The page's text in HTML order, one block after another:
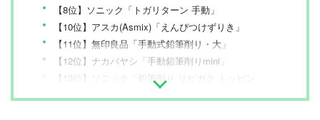
【8位】ソニック「トガリターン 手動」
【10位】アスカ(Asmix)「えんぴつけずりき」
【11位】無印良品「手動式鉛筆削り・大」
【12位】ナカバヤシ「手動鉛筆削りmini」
【13位】ソニック「鉛筆削り リビガク トッピン」